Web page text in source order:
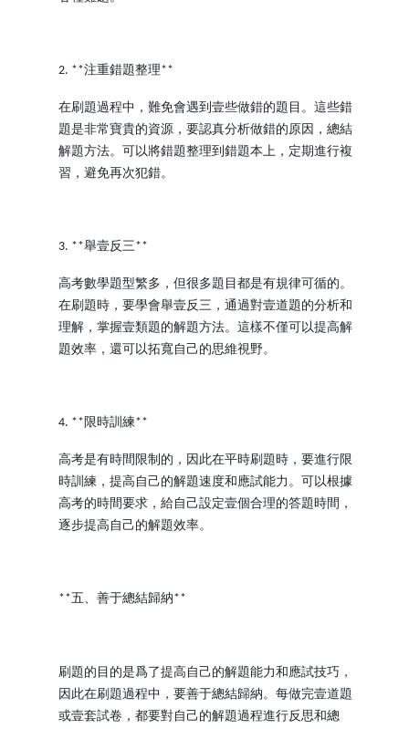
2. **注重錯題整理**
在刷題過程中，難免會遇到壹些做錯的題目。這些錯
題是非常寶貴的資源，要認真分析做錯的原因，總結
解題方法。可以將錯題整理到錯題本上，定期進行複
習，避免再次犯錯。
3. **舉壹反三**
高考數學題型繁多，但很多題目都是有規律可循的。
在刷題時，要學會舉壹反三，通過對壹道題的分析和
理解，掌握壹類題的解題方法。這樣不僅可以提高解
題效率，還可以拓寬自己的思維視野。
4. ** 限時訓練**
高考是有時間限制的，因此在平時刷題時，要進行限
時訓練，提高自己的解題速度和應試能力。可以根據
高考的時間要求，給自己設定壹個合理的答題時間，
逐步提高自己的解題效率。
**五、善于總結歸納**
刷題的目的是爲了提高自己的解題能力和應試技巧，
因此在刷題過程中，要善于總結歸納。每做完壹道題
或壹套試卷，都要對自己的解題過程進行反思和總